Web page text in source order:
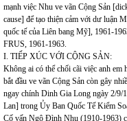
mạnh việc Nhu ve vãn Cộng Sản
cause] để tạo thiện cảm với dư luận
quốc tế của Liên bang Mỹ], 1961-
FRUS, 1961-1963.
I. TIẾP XÚC VỚI CỘNG SẢN:
Không ai có thể chối cãi việc anh
bắt đầu ve vãn Cộng Sản còn gây
ngay chính Dinh Gia Long ngày 2/
Lan] trong Ủy Ban Quốc Tế Kiểm
Cố vấn Ngô Đình Nhu (1910-1963)